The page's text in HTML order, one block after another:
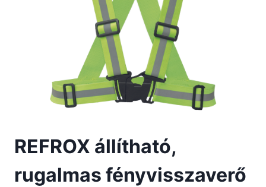
REFROX állítható,
rugalmas fényvisszaverő